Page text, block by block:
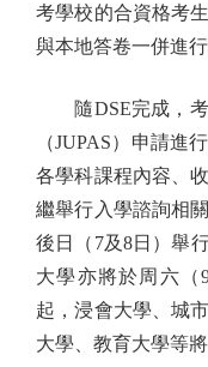
考學校的合資格考
與本地答卷一併進行
隨DSE完成，考
（JUPAS）申請進
各學科課程內容、
繼舉行入學諮詢相
後日（7及8日）舉
大學亦將於周六（
起，浸會大學、城
大學、教育大學等